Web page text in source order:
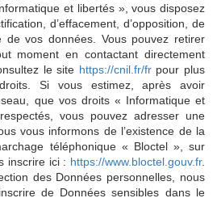
et libertés », vous disposez
d’effacement, d’opposition, de
de vos données. Vous pouvez retirer
moment en contactant directement
le site https://cnil.fr/frpour plus
Si vous estimez, après avoir
que vos droits « Informatique et
vous pouvez adresser une
vous informons de l’existence de la
téléphonique « Bloctel », sur
inscrire ici : https://www.bloctel.gouv.fr.
des Données personnelles, nous
de Données sensibles dans le